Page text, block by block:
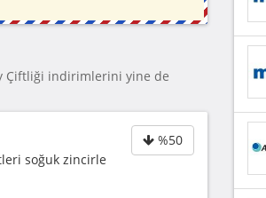
Çiftliği indirimlerini yine de
%50
soğuk zincirle